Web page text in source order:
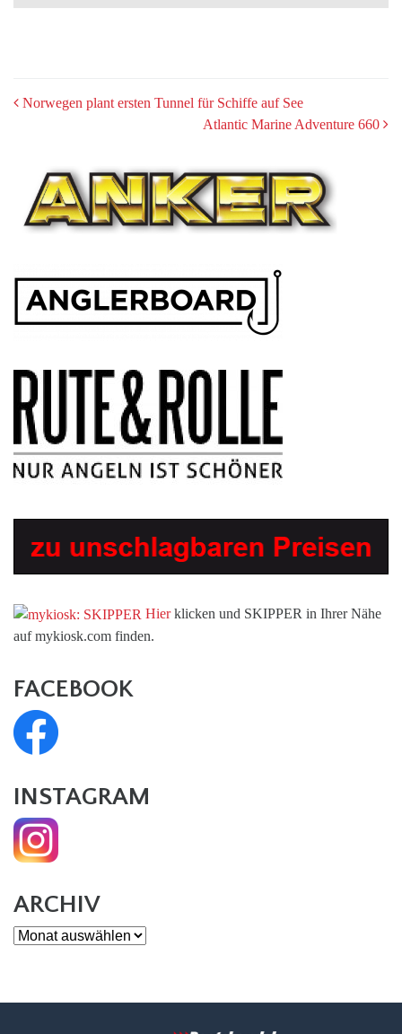
POST
Norwegen plant ersten Tunnel für Schiffe auf See
Atlantic Marine Adventure 660
Hierklicken und SKIPPER in Ihrer Nähe
auf mykiosk.com finden.
FACEBOOK
INSTAGRAM
ARCHIV
Archiv